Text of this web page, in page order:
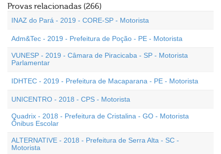
Provas relacionadas (266)
INAZ do Pará - 2019 - CORE-SP - Motorista
Adm&Tec - 2019 - Prefeitura de Poção - PE - Motorista
VUNESP - 2019 - Câmara de Piracicaba - SP - Motorista
Parlamentar
IDHTEC - 2019 - Prefeitura de Macaparana - PE - Motorista
UNICENTRO - 2018 - CPS - Motorista
Quadrix - 2018 - Prefeitura de Cristalina - GO - Motorista
Ônibus Escolar
ALTERNATIVE - 2018 - Prefeitura de Serra Alta - SC -
Motorista